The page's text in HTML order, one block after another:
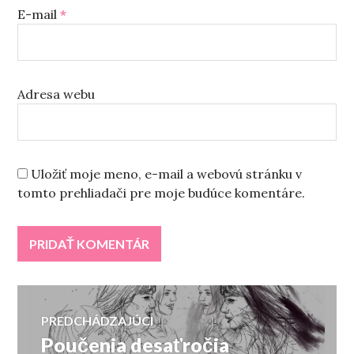
E-mail*
Adresa webu
Uložiť moje meno, e-mail a webovú stránku v
tomto prehliadači pre moje budúce komentáre.
Navigácia
PREDCHÁDZAJÚCI
Predchádzajúci
Poučenia desaťročia